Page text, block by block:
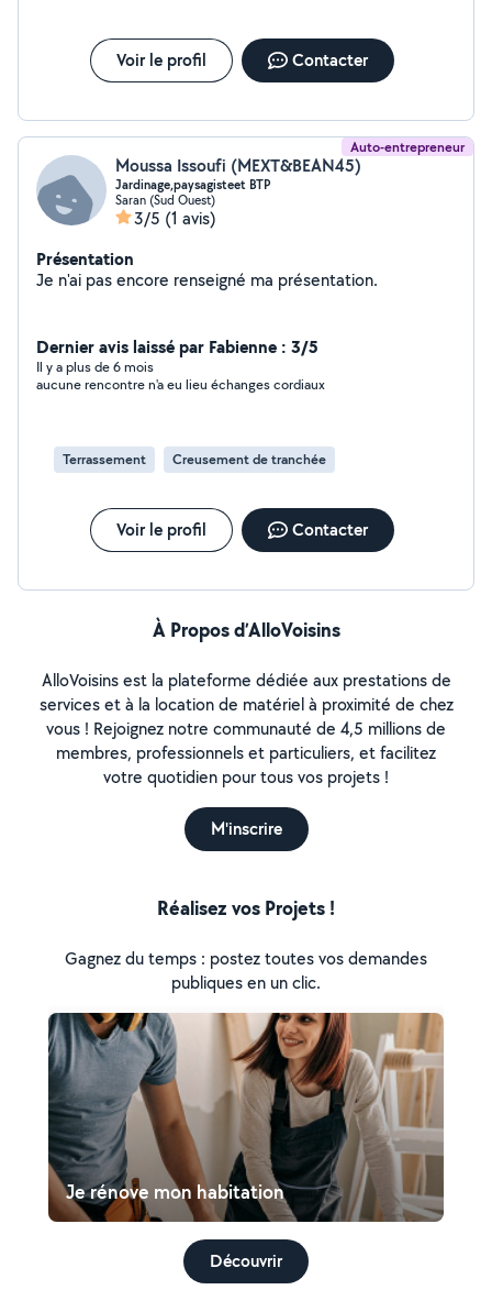
Voir le profil Contacter
Auto-entrepreneur
Moussa Issoufi (MEXT&BEAN45)
Jardinage,paysagisteet BTP
Saran (Sud Ouest)
3/5 (1 avis)
Présentation
Je n'ai pas encore renseigné ma présentation.
Dernier avis laissé par Fabienne : 3/5
Il y a plus de 6 mois
aucune rencontre n'a eu lieu échanges cordiaux
Terrassement Creusement de tranchée
Voir le profil Contacter
À Propos d’AlloVoisins
AlloVoisins est la plateforme dédiée aux prestations de
services et à la location de matériel à proximité de chez
vous ! Rejoignez notre communauté de 4,5 millions de
membres, professionnels et particuliers, et facilitez
votre quotidien pour tous vos projets !
M'inscrire
Réalisez vos Projets !
Gagnez du temps : postez toutes vos demandes
publiques en un clic.
Je rénove mon habitation
Découvrir